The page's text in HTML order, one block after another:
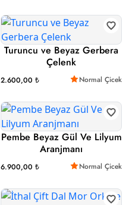
Turuncu ve Beyaz Gerbera
Çelenk
2.600,00 ₺ Normal Çicek
Pembe Beyaz Gül Ve Lilyum
Aranjmanı
6.900,00 ₺ Normal Çicek